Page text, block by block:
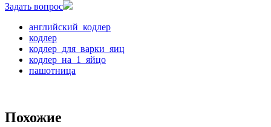
Задать вопрос
английский_кодлер
кодлер
кодлер_для_варки_яиц
кодлер_на_1_яйцо
пашотница
Похожие